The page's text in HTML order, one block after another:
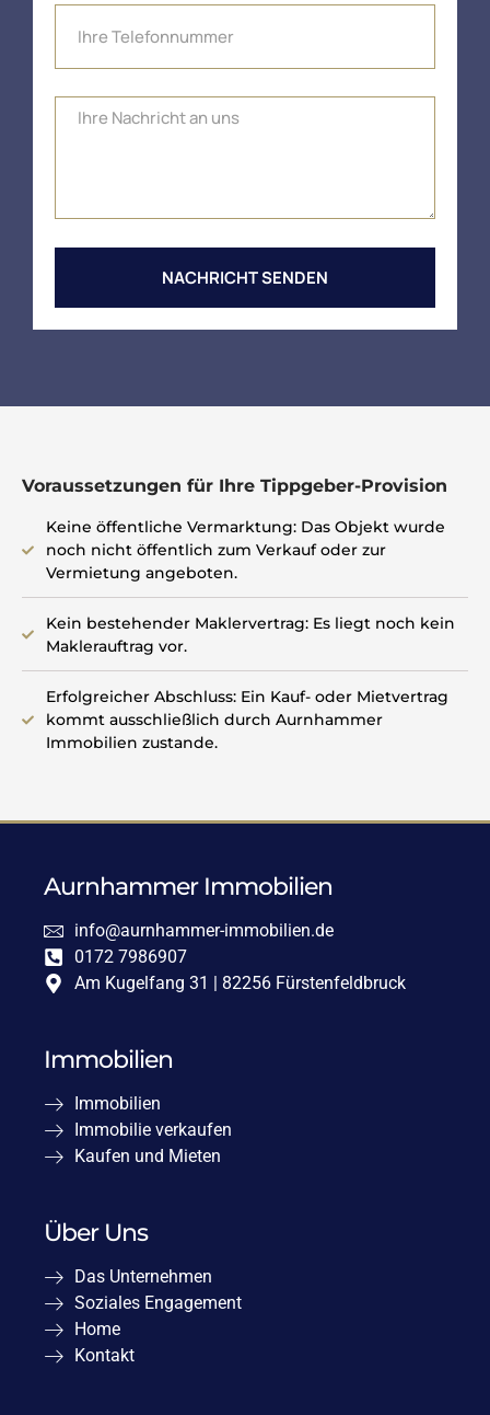
NACHRICHT SENDEN
Voraussetzungen für Ihre Tippgeber-Provision
Keine öffentliche Vermarktung: Das Objekt wurde
noch nicht öffentlich zum Verkauf oder zur
Vermietung angeboten.
Kein bestehender Maklervertrag: Es liegt noch kein
Maklerauftrag vor.
Erfolgreicher Abschluss: Ein Kauf- oder Mietvertrag
kommt ausschließlich durch Aurnhammer
Immobilien zustande.
Aurnhammer Immobilien
info@aurnhammer-immobilien.de
0172 7986907
Am Kugelfang 31 | 82256 Fürstenfeldbruck
Immobilien
Immobilien
Immobilie verkaufen
Kaufen und Mieten
Über Uns
Das Unternehmen
Soziales Engagement
Home
Kontakt